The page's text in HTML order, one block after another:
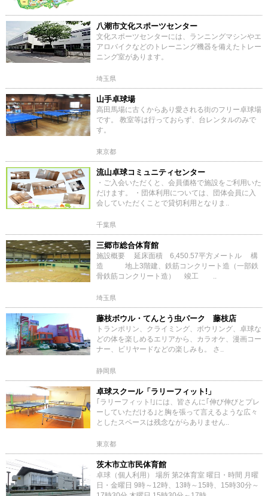
八潮市文化スポーツセンター
文化スポーツセンターには、ランニングマシンやエ
アロバイクなどのトレーニング機器を備えたトレー
ニング室があります。
埼玉県
山手卓球場
高田馬場に古くからあり愛される街のフリー卓球場
です。 教室等は行っておらず、台レンタルのみで
す。
東京都
流山卓球コミュニティセンター
・ご入会いただくと、会員価格で施設をご利用いた
だけます。 ・団体利用については、団体会員に入
会していただくことで貸切利用となりま..
千葉県
三郷市総合体育館
施設概要 延床面積 6,450.57平方メートル 構
造 地上3階建、鉄筋コンクリート造（一部鉄
骨鉄筋コンクリート造） 竣工 ..
埼玉県
藤枝ボウル・てんとう虫パーク 藤枝店
トランポリン、クライミング、ボウリング、卓球な
どの体を楽しめるエリアから、カラオケ、漫画コー
ナー、ビリヤードなどの楽しみも。 さ..
静岡県
卓球スクール「ラリーフィット!」
｢ラリーフィット!｣には、皆さんに｢伸び伸びとプレ
ーしていただける｣と胸を張って言えるような広々
としたスペースは残念ながらありません..
東京都
茨木市立市民体育館
卓球（個人利用） 場所 第2体育室 曜日・時間 月曜
日・金曜日 9時～12時、13時～15時、15時30分～